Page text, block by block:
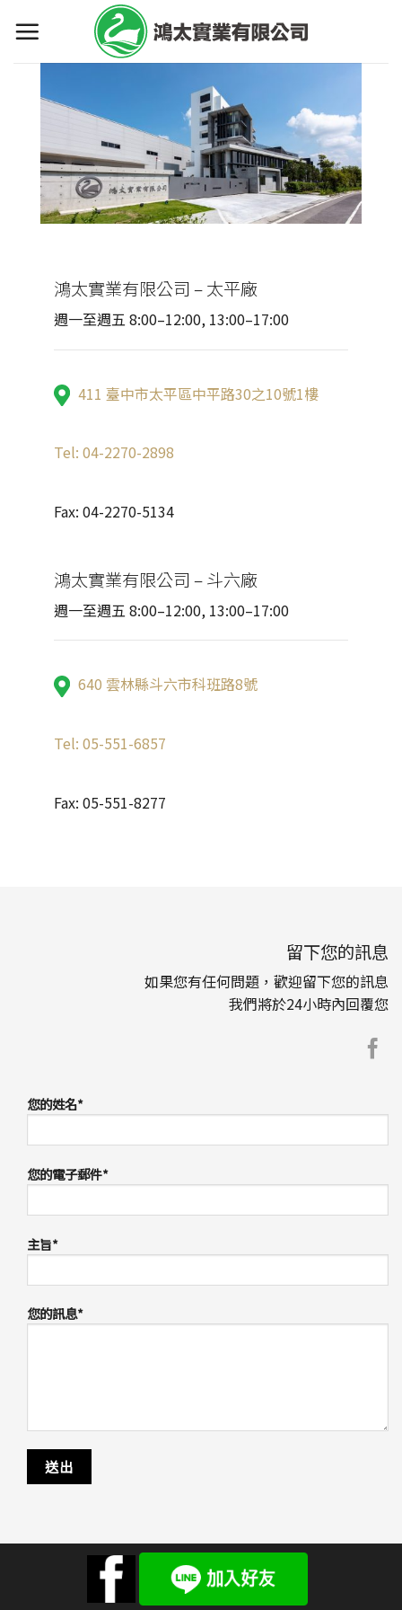
鴻太實業有限公司 – 太平廠
週一至週五 8:00–12:00, 13:00–17:00
411 臺中市太平區中平路30之10號1樓
Tel: 04-2270-2898
Fax: 04-2270-5134
鴻太實業有限公司 – 斗六廠
週一至週五 8:00–12:00, 13:00–17:00
640 雲林縣斗六市科班路8號
Tel: 05-551-6857
Fax: 05-551-8277
留下您的訊息
如果您有任何問題，歡迎留下您的訊息
我們將於24小時內回覆您
您的姓名*
您的電子郵件*
主旨*
您的訊息*